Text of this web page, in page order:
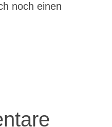
noch einen